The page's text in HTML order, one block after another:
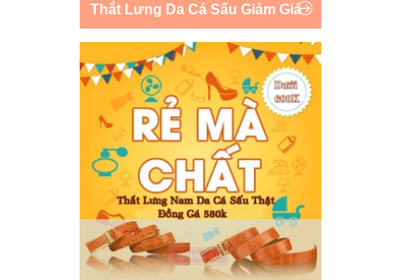
Thắt Lưng Da Cá Sấu Giảm Giá